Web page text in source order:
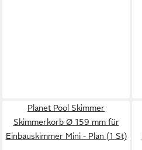
Planet Pool Skimmer
Skimmerkorb Ø 159 mm für
Einbauskimmer Mini - Plan (1 St)